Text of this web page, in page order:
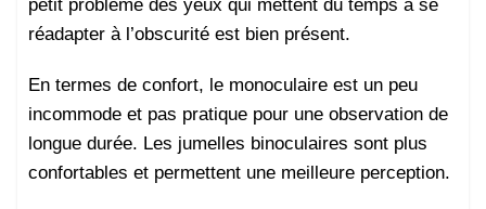
petit problème des yeux qui mettent du temps à se
réadapter à l’obscurité est bien présent.
En termes de confort, le monoculaire est un peu
incommode et pas pratique pour une observation de
longue durée. Les jumelles binoculaires sont plus
confortables et permettent une meilleure perception.